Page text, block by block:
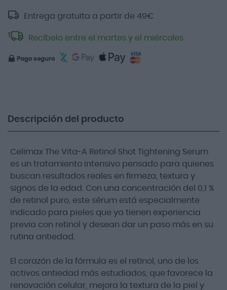
Entrega gratuita a partir de 49€
Recíbelo entre el martes y el miércoles
Pago seguro
Descripción del producto
Celimax The Vita‑A Retinol Shot Tightening Serum
es un tratamiento intensivo pensado para quienes
buscan resultados reales en firmeza, textura y
signos de la edad. Con una concentración del 0,1 %
de retinol puro, este sérum está especialmente
indicado para pieles que ya tienen experiencia
previa con retinol y desean dar un paso más en su
rutina antiedad.
El corazón de la fórmula es el retinol, uno de los
activos antiedad más estudiados, que favorece la
renovación celular, mejora la textura de la piel y